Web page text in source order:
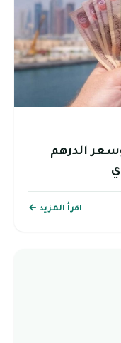
الدرهم
اقرأ المزيد ←